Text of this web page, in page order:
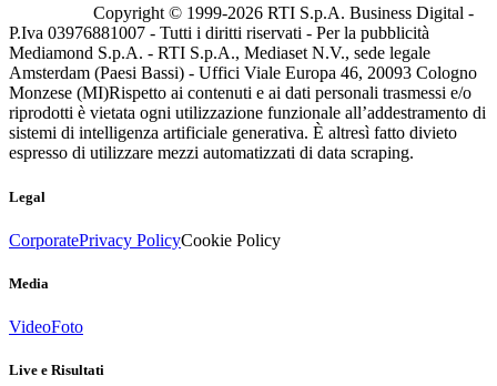
Copyright © 1999-2026 RTI S.p.A. Business Digital -
P.Iva 03976881007 - Tutti i diritti riservati - Per la pubblicità
Mediamond S.p.A. - RTI S.p.A., Mediaset N.V., sede legale
Amsterdam (Paesi Bassi) - Uffici Viale Europa 46, 20093 Cologno
Monzese (MI)Rispetto ai contenuti e ai dati personali trasmessi e/o
riprodotti è vietata ogni utilizzazione funzionale all’addestramento di
sistemi di intelligenza artificiale generativa. È altresì fatto divieto
espresso di utilizzare mezzi automatizzati di data scraping.
Legal
CorporatePrivacy PolicyCookie Policy
Media
VideoFoto
Live e Risultati